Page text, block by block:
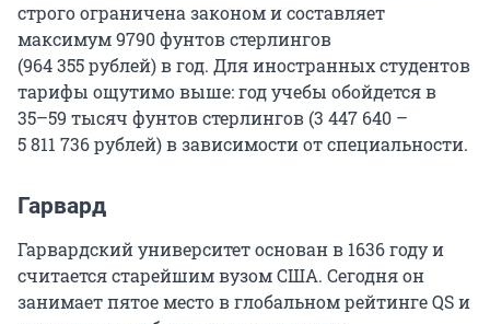
строго ограничена законом и составляет
максимум9790фунтов стерлингов
(964 355рублей) в год. Для иностранных студентов
тарифы ощутимо выше: год учебы обойдется в
35–59 тысяч фунтов стерлингов (3 447 640 –
5 811 736рублей) в зависимости от специальности.
Гарвард
Гарвардский университет основан в 1636 году и
считается старейшим вузом США. Сегодня он
занимает пятое место в глобальном рейтинге QS и